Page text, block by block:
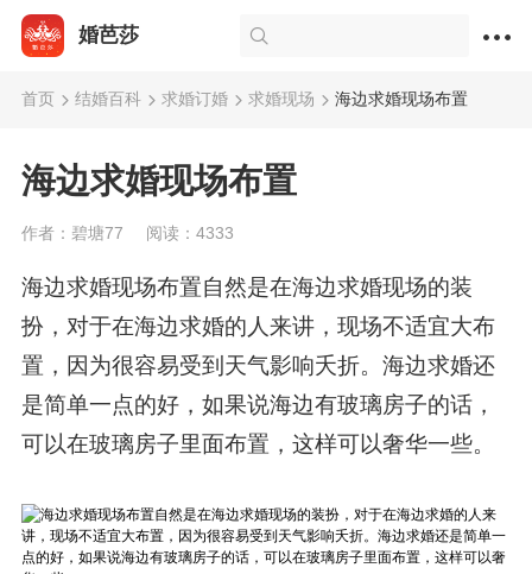
婚芭莎
首页 结婚百科 求婚订婚 求婚现场 海边求婚现场布置
海边求婚现场布置
作者：碧塘77 阅读：4333
海边求婚现场布置自然是在海边求婚现场的装
扮，对于在海边求婚的人来讲，现场不适宜大布
置，因为很容易受到天气影响夭折。海边求婚还
是简单一点的好，如果说海边有玻璃房子的话，
可以在玻璃房子里面布置，这样可以奢华一些。